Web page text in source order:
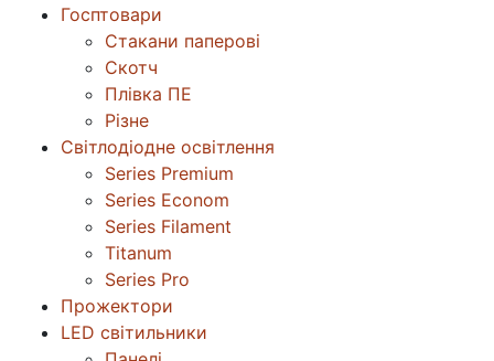
Госптовари
Стакани паперові
Скотч
Плівка ПЕ
Різне
Світлодіодне освітлення
Series Premium
Series Econom
Series Filament
Titanum
Series Pro
Прожектори
LED світильники